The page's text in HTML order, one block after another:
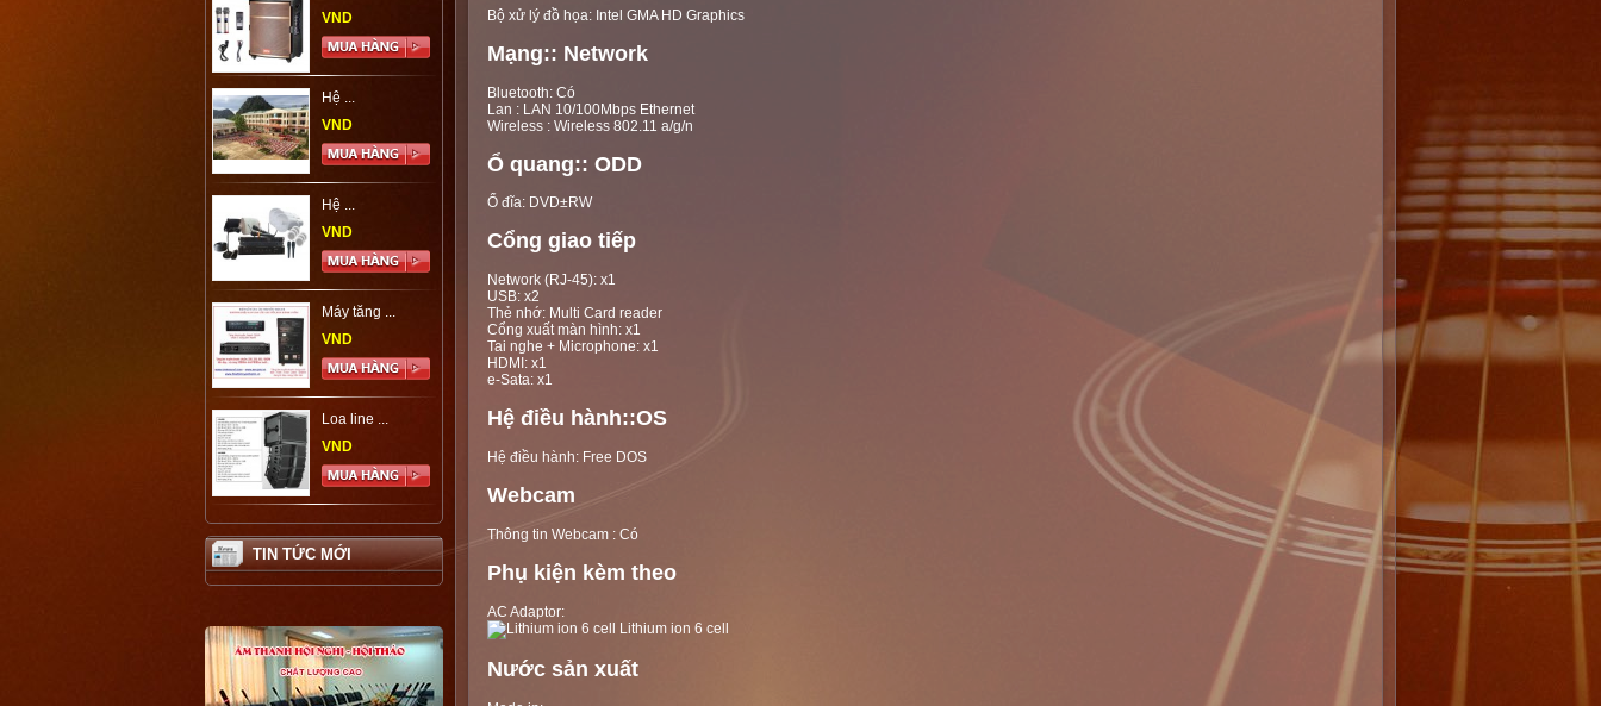
VND
Hệ ...
VND
Hệ ...
VND
Máy tăng ...
VND
Loa line ...
VND
TIN TỨC MỚI
Bộ xử lý đồ họa: Intel GMA HD Graphics
Mạng:: Network
Bluetooth: Có
Lan : LAN 10/100Mbps Ethernet
Wireless : Wireless 802.11 a/g/n
Ổ quang:: ODD
Ổ đĩa: DVD±RW
Cổng giao tiếp
Network (RJ-45): x1
USB: x2
Thẻ nhớ: Multi Card reader
Cổng xuất màn hình: x1
Tai nghe + Microphone: x1
HDMI: x1
e-Sata: x1
Hệ điều hành::OS
Hệ điều hành: Free DOS
Webcam
Thông tin Webcam : Có
Phụ kiện kèm theo
AC Adaptor:
Lithium ion 6 cell
Nước sản xuất